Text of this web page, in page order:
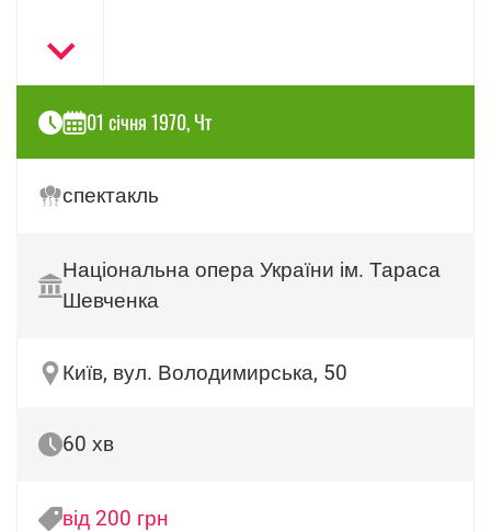
01 січня 1970, Чт
спектакль
Національна опера України ім. Тараса
Шевченка
Київ, вул. Володимирська, 50
60 хв
від 200 грн